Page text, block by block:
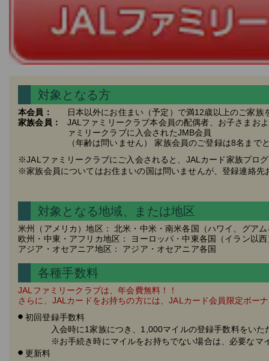
対象となる方
本会員：
日本以外にお住まい（予定）で満12歳以上のご家族
家族会員：
JALファミリークラブ本会員の配偶者、お子さまお
ァミリークラブに入会されたJMB会員
（年齢は問いません） 家族会員のご登録は8名まで
※JALファミリークラブにご入会されると、JALカード家族プロ
※家族会員についてはお住まいの国は問いませんが、登録連絡
対象となる地域、または地区
米州（アメリカ）地区： 北米・中米・南米各国（ハワイ、グア
欧州・中東・アフリカ地区： ヨーロッパ・中東各国（イラン以
アジア・オセアニア地区： アジア・オセアニア各国
各種手数料
JALファミリークラブは、年会費無料！！
さらに、JALカードをお持ちの方には、JALカード会員限定ボー
初回登録手数料
入会時に1家族につき、1,000マイルの登録手数料をいた
※お手続き時にマイルをお持ちでない場合は、必要なマイ
更新料